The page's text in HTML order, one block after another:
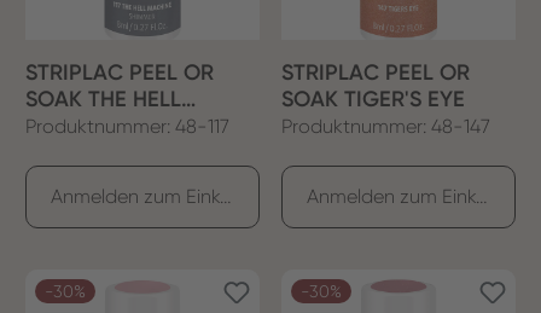
STRIPLAC PEEL OR
SOAK THE HELL
MACHINE
Produktnummer: 48-117
STRIPLAC PEEL OR
SOAK TIGER'S EYE
Produktnummer: 48-147
-30%
-30%